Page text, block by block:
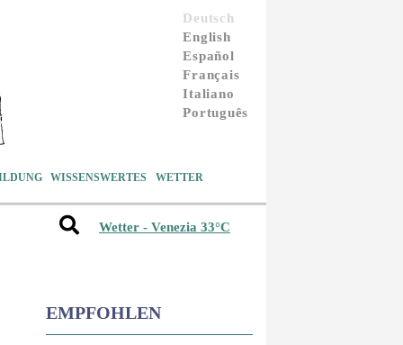
Deutsch
English
Español
Français
Italiano
Português
WISSENSWERTES WETTER
Wetter - Venezia 33°C
EMPFOHLEN